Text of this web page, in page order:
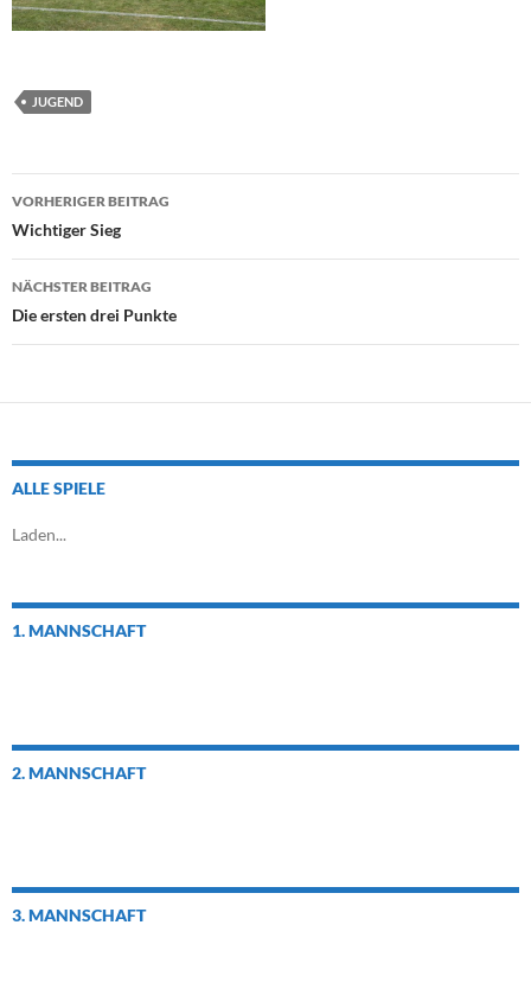
JUGEND
Beitragsnavigation
VORHERIGER BEITRAG
Wichtiger Sieg
NÄCHSTER BEITRAG
Die ersten drei Punkte
ALLE SPIELE
Laden...
1. MANNSCHAFT
2. MANNSCHAFT
3. MANNSCHAFT